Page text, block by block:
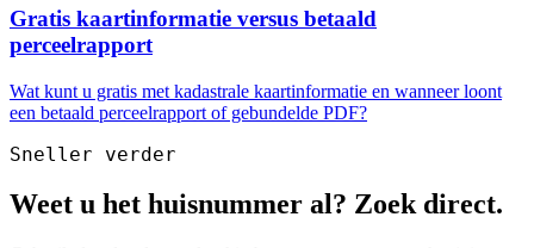
Gratis kaartinformatie versus betaald
perceelrapport
Wat kunt u gratis met kadastrale kaartinformatie en wanneer loont
een betaald perceelrapport of gebundelde PDF?
Sneller verder
Weet u het huisnummer al? Zoek direct.